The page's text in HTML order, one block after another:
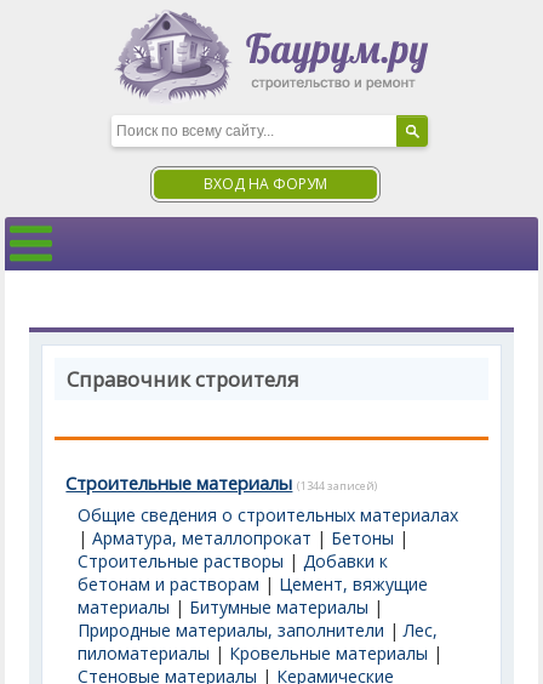
ВХОД НА ФОРУМ
Справочник строителя
Строительные материалы (1344 записей)
Общие сведения о строительных материалах
|Арматура, металлопрокат | Бетоны |
Строительные растворы |Добавки к
бетонам и растворам | Цемент, вяжущие
материалы | Битумные материалы |
Природные материалы, заполнители |Лес,
пиломатериалы | Кровельные материалы |
Стеновые материалы | Керамические